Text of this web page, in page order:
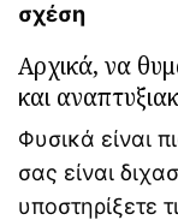
σχέση
Αρχικά, να
και
Φυσικά είναι
σας είναι
υποστηρίξετε